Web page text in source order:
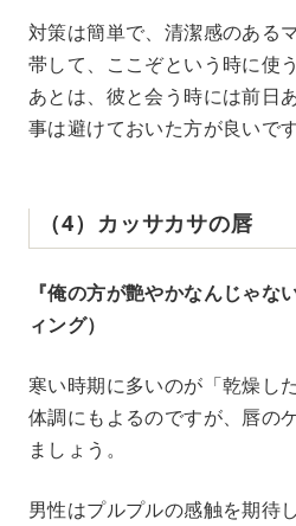
対策は簡単で、清潔感のある
帯して、ここぞという時に使
あとは、彼と会う時には前日
事は避けておいた方が良いです
（4）カッサカサの唇
『俺の方が艶やかなんじゃな
ィング）
寒い時期に多いのが「乾燥し
体調にもよるのですが、唇の
ましょう。
男性はプルプルの感触を期待